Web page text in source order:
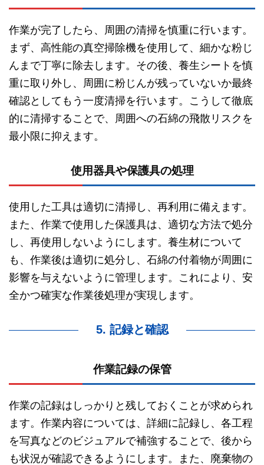
作業が完了したら、周囲の清掃を慎重に行います。
まず、高性能の真空掃除機を使用して、細かな粉じ
んまで丁寧に除去します。その後、養生シートを慎
重に取り外し、周囲に粉じんが残っていないか最終
確認としてもう一度清掃を行います。こうして徹底
的に清掃することで、周囲への石綿の飛散リスクを
最小限に抑えます。
使用器具や保護具の処理
使用した工具は適切に清掃し、再利用に備えます。
また、作業で使用した保護具は、適切な方法で処分
し、再使用しないようにします。養生材について
も、作業後は適切に処分し、石綿の付着物が周囲に
影響を与えないように管理します。これにより、安
全かつ確実な作業後処理が実現します。
5. 記録と確認
作業記録の保管
作業の記録はしっかりと残しておくことが求められ
ます。作業内容については、詳細に記録し、各工程
を写真などのビジュアルで補強することで、後から
も状況が確認できるようにします。また、廃棄物の